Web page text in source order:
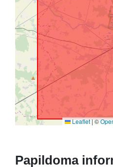
Leaflet|©
Papildoma